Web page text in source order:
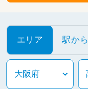
エリア 駅から